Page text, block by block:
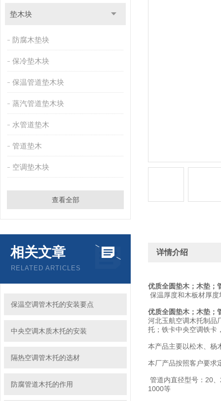
垫木块
防腐木垫块
保冷垫木块
保温管道垫木块
蒸汽管道垫木块
水管道垫木
管道垫木
空调垫木块
查看全部
相关文章
RELATED ARTICLES
保温空调管木托的安装要点
中央空调木质木托的安装
隔热空调管木托的选材
防腐管道木托的作用
详情介绍
优质全圆垫木；木垫；
保温厚度和木板材厚
优质全圆垫木；木垫；
河北玉航空调木托制品
托；铁卡中央空调铁卡
本产品主要以松木、杨
本厂产品按照客户要求
管道内直径型号：20
1000等